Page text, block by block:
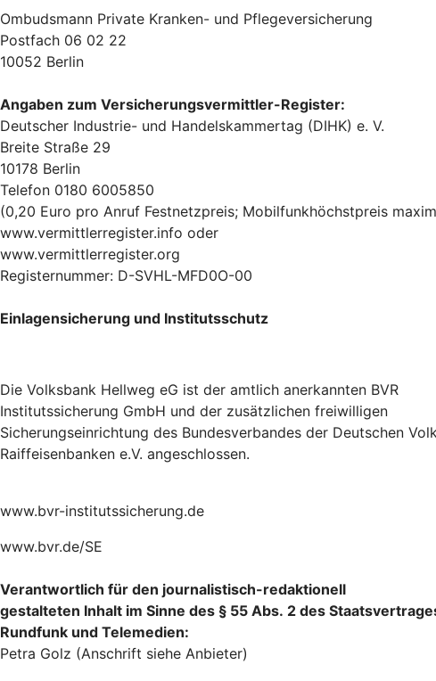
Ombudsmann Private Kranken- und Pflegeversicherung
Postfach 06 02 22
10052 Berlin
Angaben zum Versicherungsvermittler-Register:
Deutscher Industrie- und Handelskammertag (DIHK) e. V.
Breite Straße 29
10178 Berlin
Telefon 0180 6005850
(0,20 Euro pro Anruf Festnetzpreis; Mobilfunkhöchstpreis
www.vermittlerregister.info oder
www.vermittlerregister.org
Registernummer: D-SVHL-MFD0O-00
Einlagensicherung und Institutsschutz
Die Volksbank Hellweg eG ist der amtlich anerkannten BVR
Institutssicherung GmbH und der zusätzlichen freiwilligen
Sicherungseinrichtung des Bundesverbandes der Deutschen
Raiffeisenbanken e.V. angeschlossen.
www.bvr-institutssicherung.de
www.bvr.de/SE
Verantwortlich für den journalistisch-redaktionell
gestalteten Inhalt im Sinne des § 55 Abs. 2 des
Rundfunk und Telemedien:
Petra Golz (Anschrift siehe Anbieter)